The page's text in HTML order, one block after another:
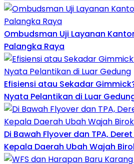
Ombudsman Uji Layanan
Palangka Raya
Efisiensi atau Sekadar
Nyata Pelantikan di Luar
Di Bawah Flyover dan TPA,
Kepala Daerah Ubah Wajah